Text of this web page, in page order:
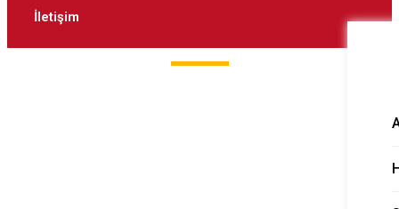
İletişim